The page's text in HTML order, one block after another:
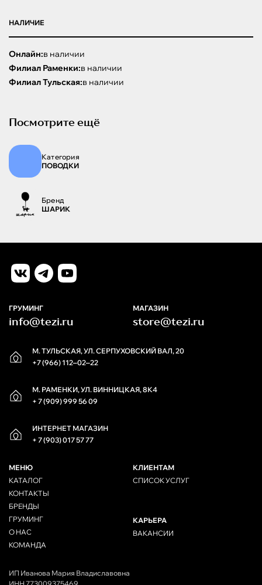
НАЛИЧИЕ
Онлайн:в наличии
Филиал Раменки:в наличии
Филиал Тульская:в наличии
Посмотрите ещё
Категория
ПОВОДКИ
Бренд
ШАРИК
М. ТУЛЬСКАЯ, УЛ. СЕРПУХОВСКИЙ ВАЛ, 20
+7 (966) 112‒02‒22
М. РАМЕНКИ, УЛ. ВИННИЦКАЯ, 8К4
+ 7 (909) 999 56 09
ИНТЕРНЕТ МАГАЗИН
+ 7 (903) 017 57 77
ГРУМИНГ
info@tezi.ru
МАГАЗИН
store@tezi.ru
МЕНЮ
КАТАЛОГ
КОНТАКТЫ
БРЕНДЫ
ГРУМИНГ
О НАС
КОМАНДА
КЛИЕНТАМ
СПИСОК УСЛУГ
КАРЬЕРА
ВАКАНСИИ
ИП Иванова Мария Владиславовна